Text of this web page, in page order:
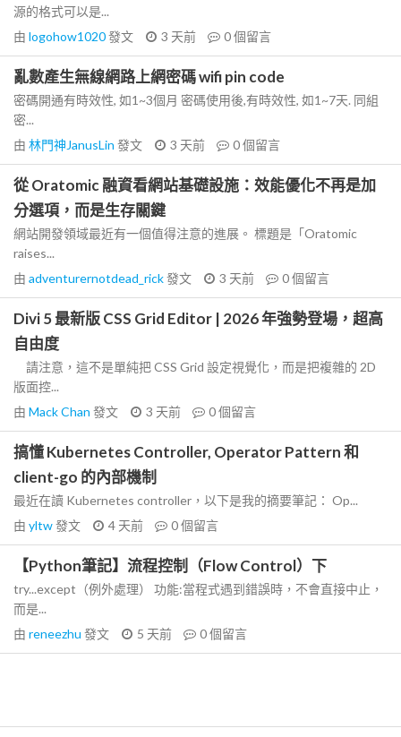
源的格式可以是...
由 logohow1020發文 3 天前 0個留言
亂數產生無線網路上網密碼 wifi pin code
密碼開通有時效性, 如1~3個月 密碼使用後,有時效性, 如1~7天. 同組
密...
由 林門神JanusLin 發文 3 天前 0個留言
從 Oratomic 融資看網站基礎設施：效能優化不再是加
分選項，而是生存關鍵
網站開發領域最近有一個值得注意的進展。 標題是「Oratomic
raises...
由 adventurernotdead_rick發文 3 天前 0個留言
Divi 5 最新版 CSS Grid Editor | 2026 年強勢登場，超高
自由度
請注意，這不是單純把 CSS Grid 設定視覺化，而是把複雜的 2D
版面控...
由 Mack Chan 發文 3 天前 0個留言
搞懂 Kubernetes Controller, Operator Pattern 和
client-go 的內部機制
最近在讀 Kubernetes controller，以下是我的摘要筆記： Op...
由 yltw發文 4 天前 0個留言
【Python筆記】流程控制（Flow Control）下
try...except（例外處理） 功能:當程式遇到錯誤時，不會直接中止，
而是...
由 reneezhu 發文 5 天前 0個留言